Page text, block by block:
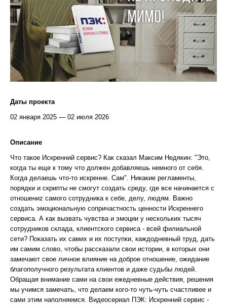
Даты проекта
02 января 2025 — 02 июля 2026
Описание
Что такое Искренний сервис? Как сказал Максим Недякин: "Это,
когда ты еще к тому что должен добавляешь немного от себя.
Когда делаешь что-то искренне. Сам". Никакие регламенты,
порядки и скрипты не смогут создать среду, где все начинается c
отношениz самого cотрудника к себе, делу, людям. Важно
создать эмоциональную сопричастность ценности Искреннего
сервиса. А как вызвать чувства и эмоции у нескольких тысяч
сотрудников склада, клиентского сервиса - всей филиальной
сети? Показать их самих и их поступки, каждодневный труд, дать
им самим слово, чтобы рассказали свои истории, в которых они
замечают свое личное влияние на доброе отношение, ожидание
благополучного результата клиентов и даже судьбы людей.
Обращая внимание сами на свои ежедневные действия, решения
мы учимся замечать, что делаем кого-то чуть-чуть счастливее и
сами этим наполняемся. Видеосериал ПЭК: Искренний сервис -